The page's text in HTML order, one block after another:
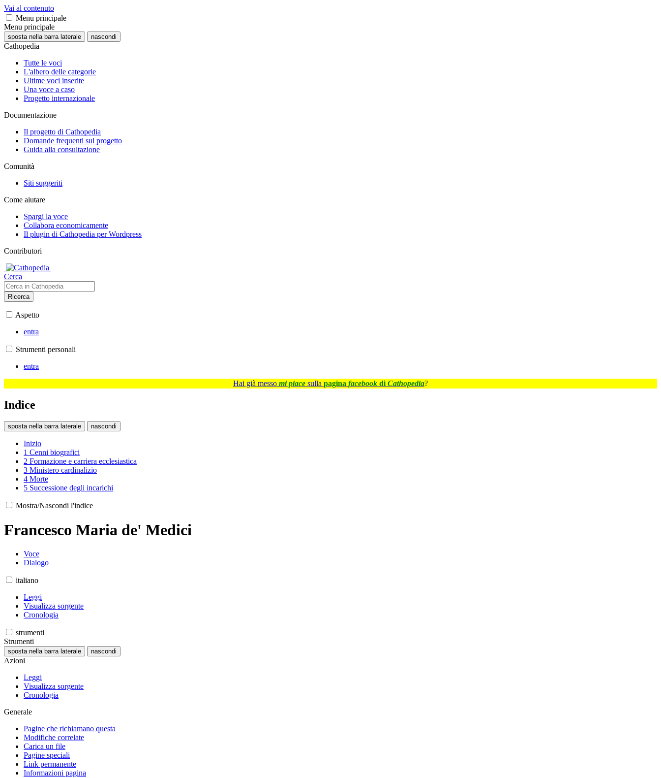
Vai al contenuto
Menu principale
Menu principale
sposta nella barra laterale nascondi
Cathopedia
Tutte le voci
L'albero delle categorie
Ultime voci inserite
Una voce a caso
Progetto internazionale
Documentazione
Il progetto di Cathopedia
Domande frequenti sul progetto
Guida alla consultazione
Comunità
Siti suggeriti
Come aiutare
Spargi la voce
Collabora economicamente
Il plugin di Cathopedia per Wordpress
Contributori
Cerca
Ricerca
Aspetto
entra
Strumenti personali
entra
Hai già messo mi piace sulla pagina facebook di Cathopedia?
Indice
sposta nella barra laterale nascondi
Inizio
1 Cenni biografici
2 Formazione e carriera ecclesiastica
3 Ministero cardinalizio
4 Morte
5 Successione degli incarichi
Mostra/Nascondi l'indice
Francesco Maria de' Medici
Voce
Dialogo
italiano
Leggi
Visualizza sorgente
Cronologia
strumenti
Strumenti
sposta nella barra laterale nascondi
Azioni
Leggi
Visualizza sorgente
Cronologia
Generale
Pagine che richiamano questa
Modifiche correlate
Carica un file
Pagine speciali
Link permanente
Informazioni pagina